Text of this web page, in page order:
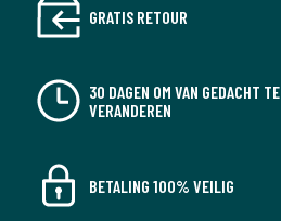
GRATIS RETOUR
30 DAGEN OM VAN GEDACHT TE
VERANDEREN
BETALING 100% VEILIG